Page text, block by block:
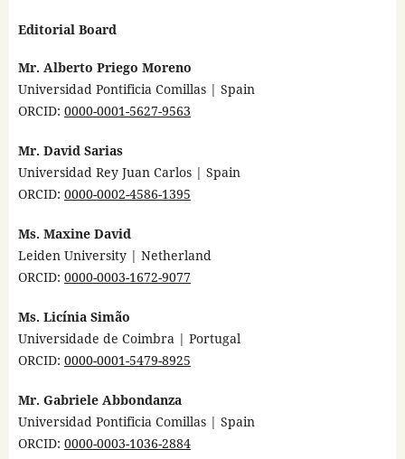
Editorial Board
Mr. Alberto Priego Moreno
Universidad Pontificia Comillas | Spain
ORCID: 0000-0001-5627-9563
Mr. David Sarias
Universidad Rey Juan Carlos | Spain
ORCID: 0000-0002-4586-1395
Ms. Maxine David
Leiden University | Netherland
ORCID: 0000-0003-1672-9077
Ms. Licínia Simão
Universidade de Coimbra| Portugal
ORCID: 0000-0001-5479-8925
Mr. Gabriele Abbondanza
Universidad Pontificia Comillas | Spain
ORCID: 0000-0003-1036-2884